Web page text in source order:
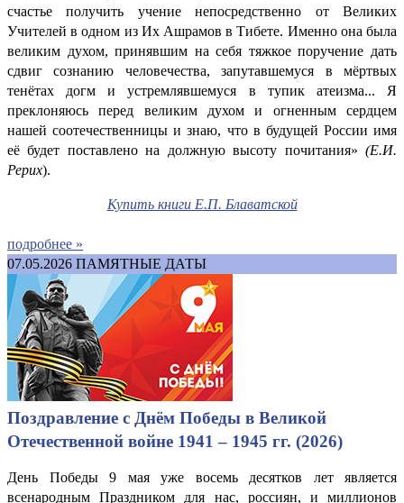
счастье получить учение непосредственно от Великих
Учителей в одном из Их Ашрамов в Тибете. Именно она была
великим духом, принявшим на себя тяжкое поручение дать
сдвиг сознанию человечества, запутавшемуся в мёртвых
тенётах догм и устремлявшемуся в тупик атеизма... Я
преклоняюсь перед великим духом и огненным сердцем
нашей соотечественницы и знаю, что в будущей России имя
её будет поставлено на должную высоту почитания» (Е.И.
Рерих).
Купить книги Е.П. Блаватской
подробнее »
07.05.2026 ПАМЯТНЫЕ ДАТЫ
Поздравление с Днём Победы в Великой
Отечественной войне 1941 – 1945 гг. (2026)
День Победы 9 мая уже восемь десятков лет является
всенародным Праздником для нас, россиян, и миллионов